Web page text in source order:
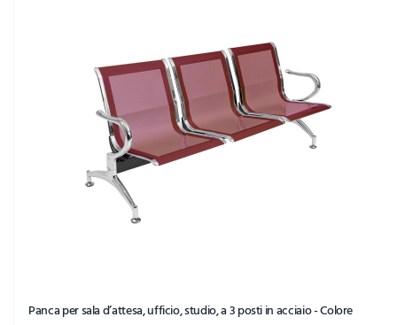
Panca per sala d’attesa, ufficio, studio, a 3 posti in acciaio - Colore